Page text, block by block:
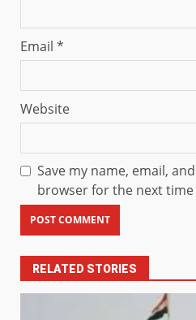
Email *
Website
Save my name, email,
browser for the next
RELATED STORIES